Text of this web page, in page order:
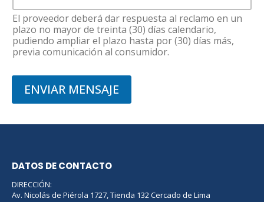
El proveedor deberá dar respuesta al reclamo en un
plazo no mayor de treinta (30) días calendario,
pudiendo ampliar el plazo hasta por (30) días más,
previa comunicación al consumidor.
ENVIAR MENSAJE
DATOS DE CONTACTO
DIRECCIÓN:
Av. Nicolás de Piérola 1727, Tienda 132 Cercado de Lima